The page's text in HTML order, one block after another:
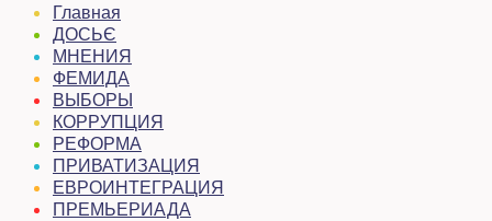
Главная
ДОСЬЄ
МНЕНИЯ
ФЕМИДА
ВЫБОРЫ
КОРРУПЦИЯ
РЕФОРМА
ПРИВАТИЗАЦИЯ
ЕВРОИНТЕГРАЦИЯ
ПРЕМЬЕРИАДА